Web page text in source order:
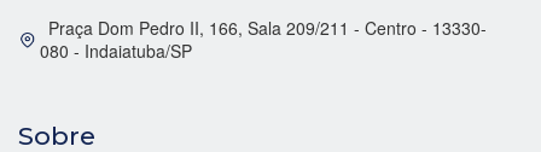
Praça Dom Pedro II, 166, Sala 209/211 - Centro - 13330-
080 - Indaiatuba/SP
Sobre